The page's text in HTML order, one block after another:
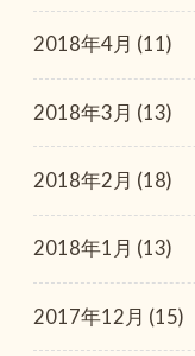
2018年4月 (11)
2018年3月 (13)
2018年2月 (18)
2018年1月 (13)
2017年12月 (15)